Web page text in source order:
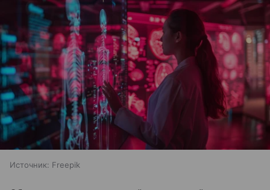
Источник: Freepik